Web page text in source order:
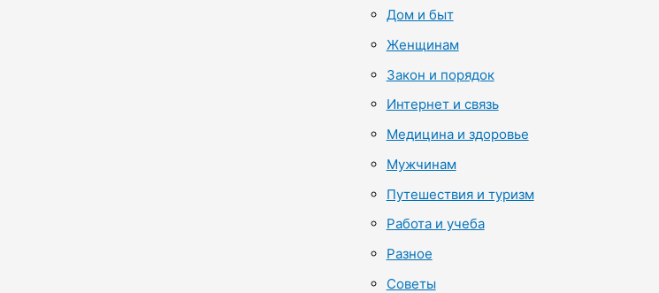
Дом и быт
Женщинам
Закон и порядок
Интернет и связь
Медицина и здоровье
Мужчинам
Путешествия и туризм
Работа и учеба
Разное
Советы